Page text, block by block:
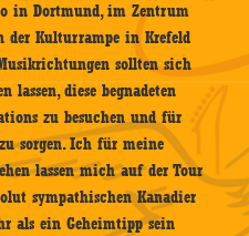
in Dortmund, im Zentrum
der Kulturrampe in Krefeld
sollten sich
lassen, diese begnadeten
zu besuchen und für
sorgen. Ich für meine
lassen mich auf der Tour
sympathischen Kanadier
als ein Geheimtipp sein